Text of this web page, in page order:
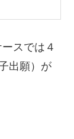
スでは４
出願）が